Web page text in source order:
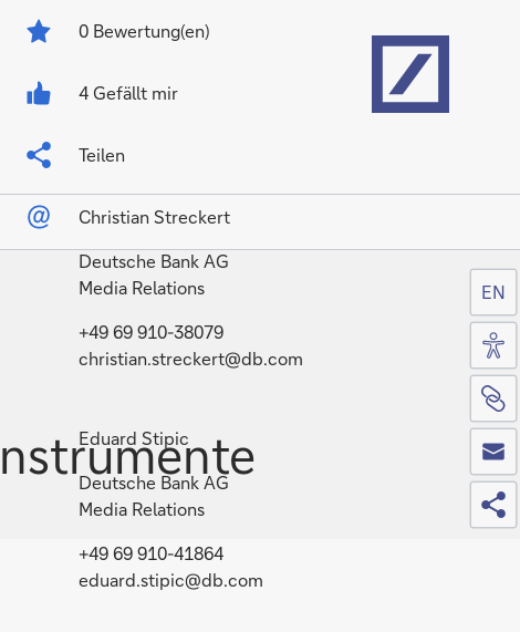
0 Bewertung(en)
4 Gefällt mir
Teilen
Christian Streckert
Deutsche Bank AG
Media Relations
+49 69 910-38079
christian.streckert@db.com
Eduard Stipic
Deutsche Bank AG
Media Relations
+49 69 910-41864
eduard.stipic@db.com
EN